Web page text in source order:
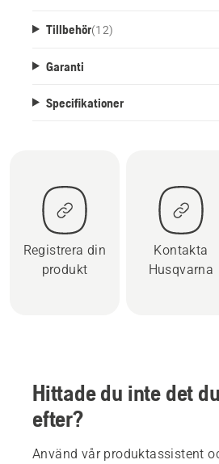
Tillbehör(12)
Garanti
Specifikationer
Registrera din
produkt
Kontakta
Husqvarna
Hittade du inte det
efter?
Använd vår produktassistent